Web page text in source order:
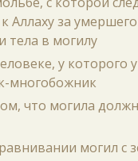
Аллаху за
тела в могилу
у которого
многобожник
что могила
могил с